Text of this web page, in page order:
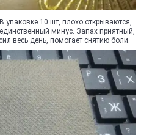
10 шт, плохо открываются,
минус. Запах приятный,
весь день, помогает снятию боли.